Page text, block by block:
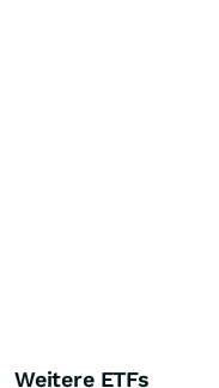
Weitere ETFs